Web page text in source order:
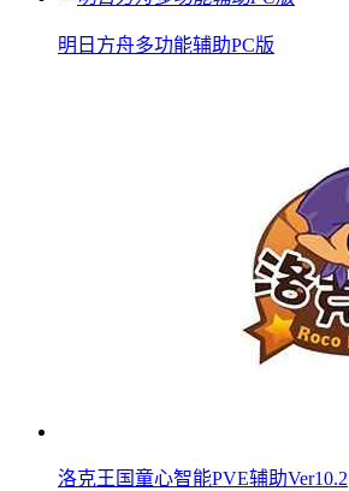
明日方舟多功能辅助PC版
洛克王国童心智能PVE辅助Ver10.2